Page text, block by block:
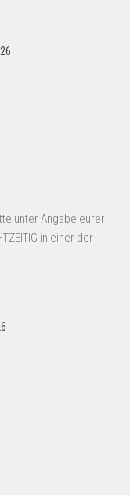
unter Angabe eurer
in einer der